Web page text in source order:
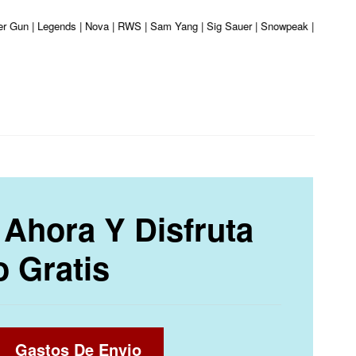
| Legends | Nova | RWS | Sam Yang | Sig Sauer | Snowpeak | Umarex
Y Disfruta
Gratis
Gastos De Envio